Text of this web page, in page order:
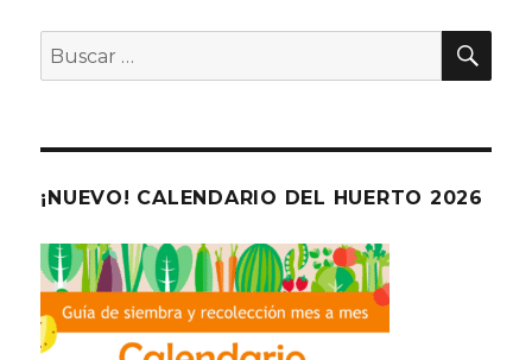
Buscar
por:
¡NUEVO! CALENDARIO DEL HUERTO 2026